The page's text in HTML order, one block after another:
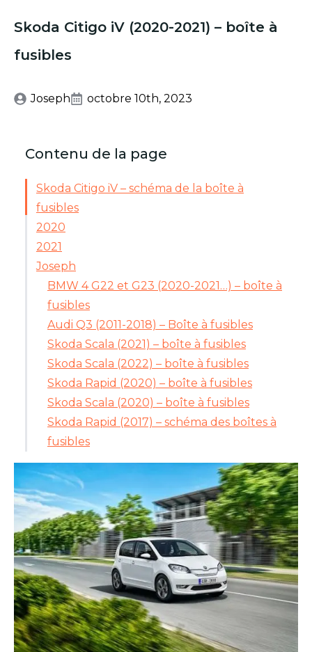
Skoda Citigo iV (2020-2021) – boîte à
fusibles
Joseph octobre 10th, 2023
Contenu de la page
Skoda Citigo iV – schéma de la boîte à
fusibles
2020
2021
Joseph
BMW 4 G22 et G23 (2020-2021…) – boîte à
fusibles
Audi Q3 (2011-2018) – Boîte à fusibles
Skoda Scala (2021) – boîte à fusibles
Skoda Scala (2022) – boîte à fusibles
Skoda Rapid (2020) – boîte à fusibles
Skoda Scala (2020) – boîte à fusibles
Skoda Rapid (2017) – schéma des boîtes à
fusibles